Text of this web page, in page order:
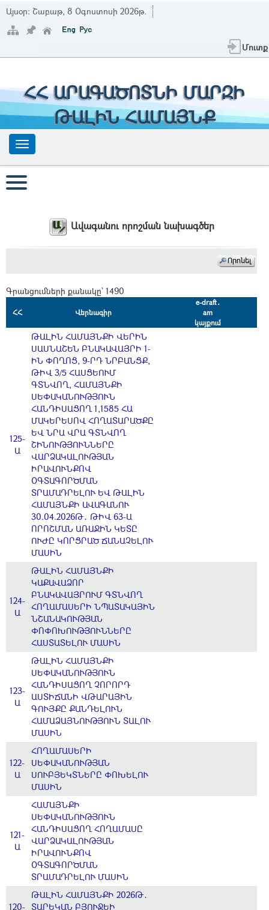
Այսօր: Շաբաթ, 8 Օգոստոսի 2026թ.
Մուտք
ՀՀ ԱՐԱԳԱԾՈՏՆԻ ՄԱՐԶԻ
ԹԱԼԻՆ ՀԱՄԱՅՆՔ
Ավագանու որոշման նախագծեր
Գրանցումների քանակը` 1490
ՀՀ Վերնագիր
e-draft․
am
կայքում
125-
Ա
ԹԱԼԻՆ ՀԱՄԱՅՆՔԻ ՎԵՐԻՆ
ՍԱՍՆԱՇԵՆ ԲՆԱԿԱՎԱՅՐԻ 1-
ԻՆ ՓՈՂՈՑ, 9-ՐԴ ՆՐԲԱՆՑՔ,
ԹԻՎ 3/5 ՀԱՍՑԵՈՒՄ
ԳՏՆՎՈՂ, ՀԱՄԱՅՆՔԻ
ՍԵՓԱԿԱՆՈՒԹՅՈՒՆ
ՀԱՆԴԻՍԱՑՈՂ 1,1585 ՀԱ
ՄԱԿԵՐԵՍՈՎ ՀՈՂԱՏԱՐԱԾՔԸ
ԵՎ ՆՐԱ ՎՐԱ ԳՏՆՎՈՂ
ՇԻՆՈՒԹՅՈՒՆՆԵՐԸ
ՎԱՐՁԱԿԱԼՈՒԹՅԱՆ
ԻՐԱՎՈՒՆՔՈՎ
ՕԳՏԱԳՈՐԾՄԱՆ
ՏՐԱՄԱԴՐԵԼՈՒ ԵՎ ԹԱԼԻՆ
ՀԱՄԱՅՆՔԻ ԱՎԱԳԱՆՈՒ
30.04.2026Թ․ ԹԻՎ 63-Ա
ՈՐՈՇՄԱՆ ԱՌԱՋԻՆ ԿԵՏԸ
ՈՒԺԸ ԿՈՐՑՐԱԾ ՃԱՆԱՉԵԼՈՒ
ՄԱՍԻՆ
124-
Ա
ԹԱԼԻՆ ՀԱՄԱՅՆՔԻ
ԿԱՔԱՎԱՁՈՐ
ԲՆԱԿԱՎԱՅՐՈՒՄ ԳՏՆՎՈՂ
ՀՈՂԱՄԱՍԵՐԻ ՆՊԱՏԱԿԱՅԻՆ
ՆՇԱՆԱԿՈՒԹՅԱՆ
ՓՈՓՈԽՈՒԹՅՈՒՆՆԵՐԸ
ՀԱՍՏԱՏԵԼՈՒ ՄԱՍԻՆ
123-
Ա
ԹԱԼԻՆ ՀԱՄԱՅՆՔԻ
ՍԵՓԱԿԱՆՈՒԹՅՈՒՆ
ՀԱՆԴԻՍԱՑՈՂ ՉՈՐՈՐԴ
ԱՍՏԻՃԱՆԻ ՎԹԱՐԱՅԻՆ
ԳՈՒՅՔԸ ՔԱՆԴԵԼՈՒՆ
ՀԱՄԱՁԱՅՆՈՒԹՅՈՒՆ ՏԱԼՈՒ
ՄԱՍԻՆ
122-
Ա
ՀՈՂԱՄԱՍԵՐԻ
ՍԵՓԱԿԱՆՈՒԹՅԱՆ
ՍՈՒԲՅԵԿՏՆԵՐԸ ՓՈԽԵԼՈՒ
ՄԱՍԻՆ
121-
Ա
ՀԱՄԱՅՆՔԻ
ՍԵՓԱԿԱՆՈՒԹՅՈՒՆ
ՀԱՆԴԻՍԱՑՈՂ ՀՈՂԱՄԱՍԸ
ՎԱՐՁԱԿԱԼՈՒԹՅԱՆ
ԻՐԱՎՈՒՆՔՈՎ
ՕԳՏԱԳՈՐԾՄԱՆ
ՏՐԱՄԱԴՐԵԼՈՒ ՄԱՍԻՆ
120-
ԹԱԼԻՆ ՀԱՄԱՅՆՔԻ 2026Թ․
ՏԱՐԵԿԱՆ ԲՅՈՒՋԵԻ